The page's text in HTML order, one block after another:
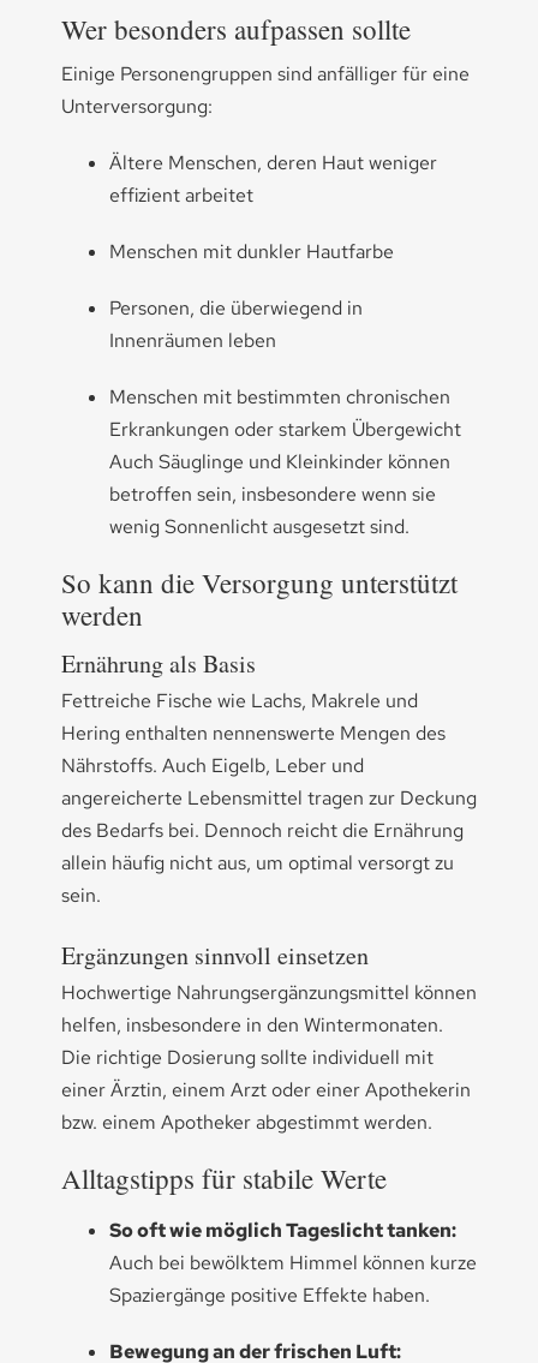
Wer besonders aufpassen sollte
Einige Personengruppen sind anfälliger für eine
Unterversorgung:
Ältere Menschen, deren Haut weniger
effizient arbeitet
Menschen mit dunkler Hautfarbe
Personen, die überwiegend in
Innenräumen leben
Menschen mit bestimmten chronischen
Erkrankungen oder starkem Übergewicht
Auch Säuglinge und Kleinkinder können
betroffen sein, insbesondere wenn sie
wenig Sonnenlicht ausgesetzt sind.
So kann die Versorgung unterstützt
werden
Ernährung als Basis
Fettreiche Fische wie Lachs, Makrele und
Hering enthalten nennenswerte Mengen des
Nährstoffs. Auch Eigelb, Leber und
angereicherte Lebensmittel tragen zur Deckung
des Bedarfs bei. Dennoch reicht die Ernährung
allein häufig nicht aus, um optimal versorgt zu
sein.
Ergänzungen sinnvoll einsetzen
Hochwertige Nahrungsergänzungsmittel können
helfen, insbesondere in den Wintermonaten.
Die richtige Dosierung sollte individuell mit
einer Ärztin, einem Arzt oder einer Apothekerin
bzw. einem Apotheker abgestimmt werden.
Alltagstipps für stabile Werte
So oft wie möglich Tageslicht tanken:
Auch bei bewölktem Himmel können kurze
Spaziergänge positive Effekte haben.
Bewegung an der frischen Luft: